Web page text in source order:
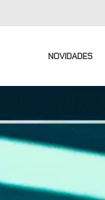
NOVIDADES